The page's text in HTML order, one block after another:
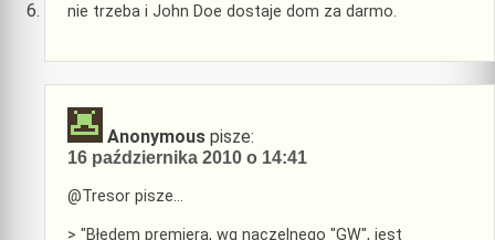
nie trzeba i John Doe dostaje dom za darmo.
Anonymous pisze:
16 października 2010 o 14:41
@Tresor pisze…
> "Błędem premiera, wg naczelnego "GW", jest